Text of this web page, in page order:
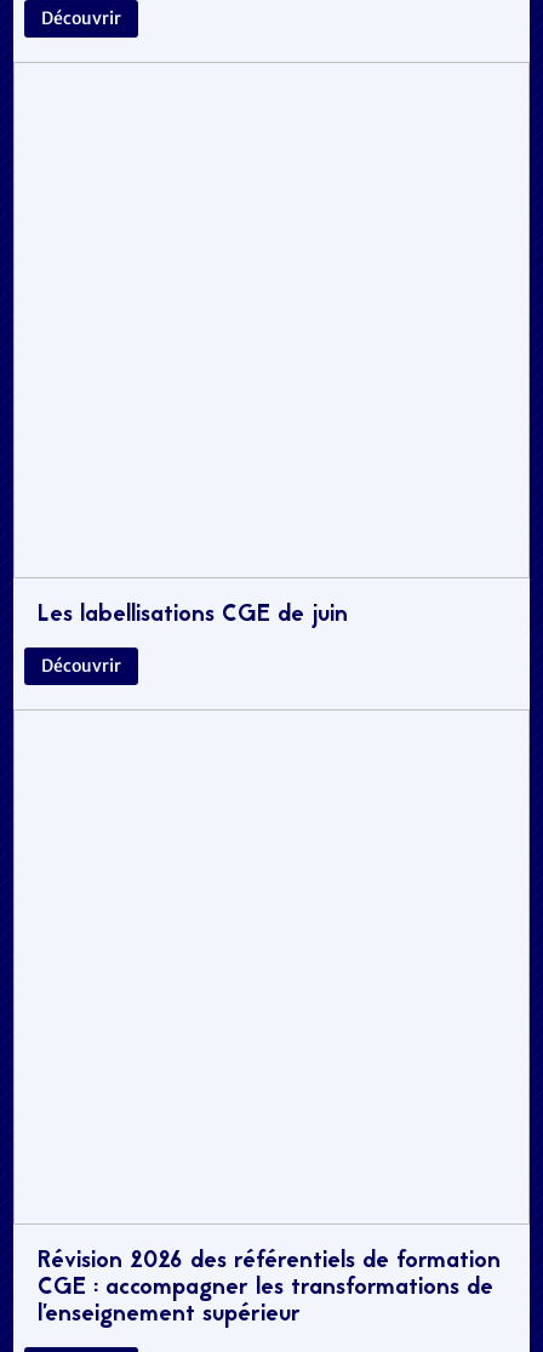
Découvrir
Les labellisations CGE de juin
Découvrir
Révision 2026 des référentiels de formation
CGE : accompagner les transformations de
l’enseignement supérieur